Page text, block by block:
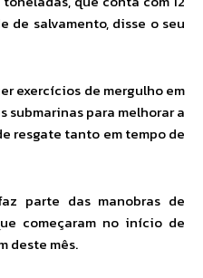
de salvamento, disse o seu
exercícios de mergulho em
submarinas para melhorar a
resgate tanto em tempo de
parte das manobras de
começaram no início de
deste mês.